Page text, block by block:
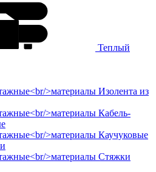
Теплый
Изолента из
Кабель-
Каучуковые
Стяжки